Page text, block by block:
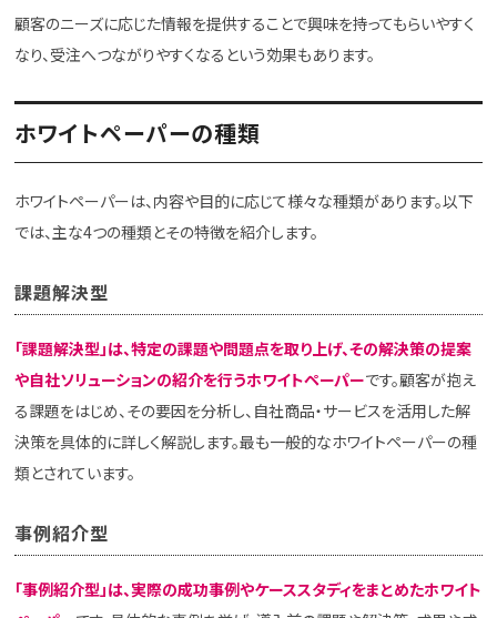
顧客のニーズに応じた情報を提供することで興味を持ってもらいやすく
なり、受注へつながりやすくなるという効果もあります。
ホワイトペーパーの種類
ホワイトペーパーは、内容や目的に応じて様々な種類があります。以下
では、主な4つの種類とその特徴を紹介します。
課題解決型
「課題解決型」は、特定の課題や問題点を取り上げ、その解決策の提案
や自社ソリューションの紹介を行うホワイトペーパーです。顧客が抱え
る課題をはじめ、その要因を分析し、自社商品・サービスを活用した解
決策を具体的に詳しく解説します。最も一般的なホワイトペーパーの種
類とされています。
事例紹介型
「事例紹介型」は、実際の成功事例やケーススタディをまとめたホワイト